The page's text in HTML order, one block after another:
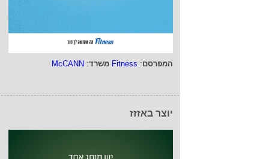
המפרסם:
Fitness משרד:
McCANN
יוצר באזזז